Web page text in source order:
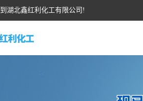
湖北鑫红利化工有限公司!